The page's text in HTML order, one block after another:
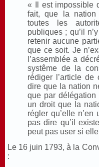
« Il est impossible
fait, que la nation
toutes les
publiques ; qu’il
retenir aucune
que ce soit. Je
l’assemblée a
systême de la
rédiger l’article
dire que la nation
que par
un droit que la
régler qu’elle
pas dire qu’il
peut pas user si
Le 16 juin 1793, à la
: